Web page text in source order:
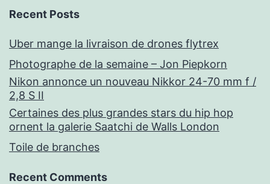
Recent Posts
Uber mange la livraison de drones flytrex
Photographe de la semaine – Jon Piepkorn
Nikon annonce un nouveau Nikkor 24-70 mm f /
2,8 S II
Certaines des plus grandes stars du hip hop
ornent la galerie Saatchi de Walls London
Toile de branches
Recent Comments